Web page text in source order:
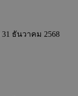
31 ธันวาคม 2568